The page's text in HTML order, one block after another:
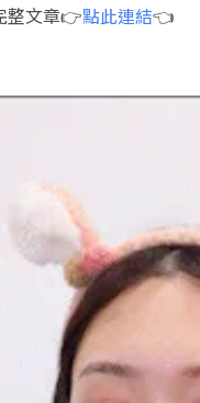
整文章👉點此連結👈